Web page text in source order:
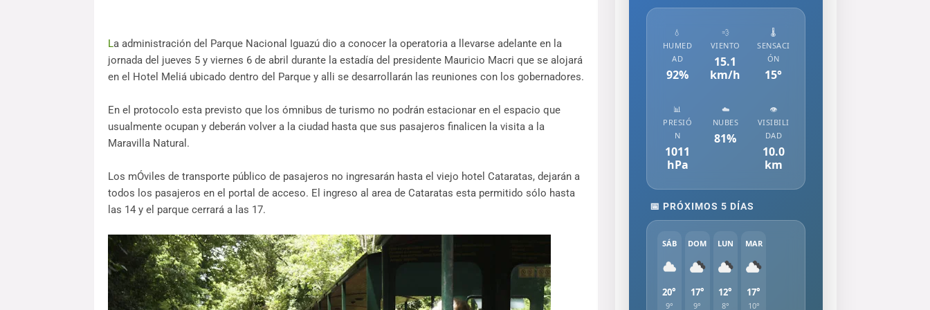
La administración del Parque Nacional Iguazú dio a conocer la operatoria a llevarse adelante en la
jornada del jueves 5 y viernes 6 de abril durante la estadía del presidente Mauricio Macri que se alojará
en el Hotel Meliá ubicado dentro del Parque y alli se desarrollarán las reuniones con los gobernadores.
En el protocolo esta previsto que los ómnibus de turismo no podrán estacionar en el espacio que
usualmente ocupan y deberán volver a la ciudad hasta que sus pasajeros finalicen la visita a la
Maravilla Natural.
Los mÓviles de transporte público de pasajeros no ingresarán hasta el viejo hotel Cataratas, dejarán a
todos los pasajeros en el portal de acceso. El ingreso al area de Cataratas esta permitido sólo hasta
las 14 y el parque cerrará a las 17.
💧
HUMED
AD
92%
💨
VIENTO
15.1
km/h
🌡️
SENSACI
ÓN
15°
📊
PRESIÓ
N
1011
hPa
☁️
NUBES
81%
👁️
VISIBILI
DAD
10.0
km
📅 PRÓXIMOS 5 DÍAS
SÁB
20°
9°
DOM
17°
9°
LUN
12°
8°
MAR
17°
10°